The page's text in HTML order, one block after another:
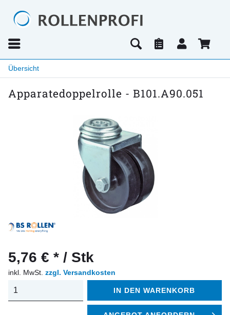
Übersicht
Apparatedoppelrolle - B101.A90.051
5,76 € * / Stk
inkl. MwSt. zzgl. Versandkosten
IN DEN WARENKORB